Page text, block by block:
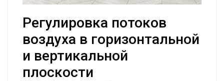
Регулировка потоков
воздуха в горизонтальной
и вертикальной
плоскости